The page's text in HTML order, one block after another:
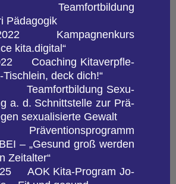
Päd­ago­gik
Kam­pa­gnen­kurs
kita.​digital“
Coa­ching Ki­ta­ver­pfle­
Tisch­lein, deck dich!“
Se­xu­
a. d. Schnitt­stel­le zur Prä­
se­xua­li­sier­te Ge­walt
– „Ge­sund groß wer­den
Zeit­al­ter“
AOK Ki­ta-Pro­gram Jo­